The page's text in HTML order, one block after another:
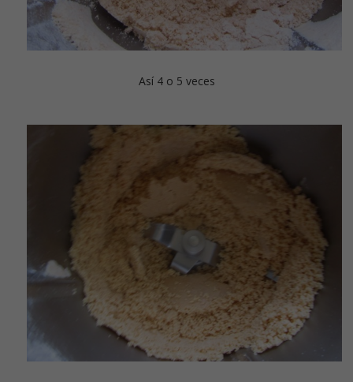
Así 4 o 5 veces